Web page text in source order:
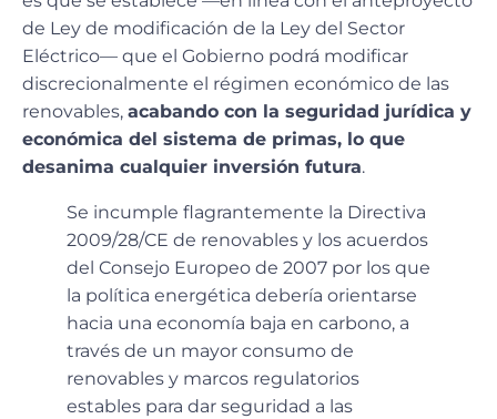
de Ley de modificación de la Ley del Sector
Eléctrico— que el Gobierno podrá modificar
discrecionalmente el régimen económico de las
renovables, acabando con la seguridad jurídica y
económica del sistema de primas, lo que
desanima cualquier inversión futura.
Se incumple flagrantemente la Directiva
2009/28/CE de renovables y los acuerdos
del Consejo Europeo de 2007 por los que
la política energética debería orientarse
hacia una economía baja en carbono, a
través de un mayor consumo de
renovables y marcos regulatorios
estables para dar seguridad a las